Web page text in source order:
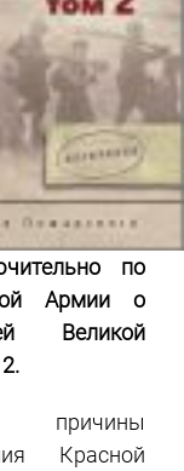
по
Армии о
Великой
Красной